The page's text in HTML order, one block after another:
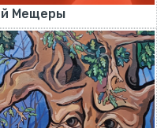
Мещеры